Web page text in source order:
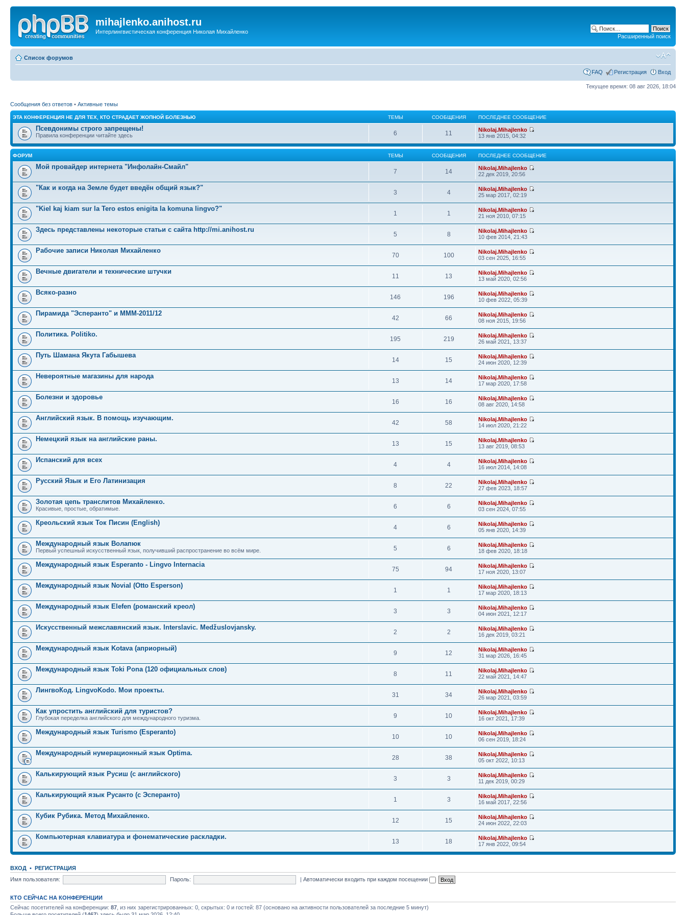
mihajlenko.anihost.ru
Интерлингвистическая конференция Николая Михайленко
Расширенный поиск
Список форумов
FAQ Регистрация Вход
Текущее время: 08 авг 2026, 18:04
Сообщения без ответов • Активные темы
ЭТА КОНФЕРЕНЦИЯ НЕ ДЛЯ ТЕХ, КТО СТРАДАЕТ ЖОПНОЙ БОЛЕЗНЬЮ ТЕМЫ СООБЩЕНИЯ ПОСЛЕДНЕЕ СООБЩЕНИЕ
Псевдонимы строго запрещены!
Правила конференции читайте здесь 6 11
Nikolaj.Mihajlenko
13 янв 2015, 04:32
ФОРУМ ТЕМЫ СООБЩЕНИЯ ПОСЛЕДНЕЕ СООБЩЕНИЕ
Мой провайдер интернета "Инфолайн-Смайл"
7 14
Nikolaj.Mihajlenko
22 дек 2019, 20:56
"Как и когда на Земле будет введён общий язык?"
3 4
Nikolaj.Mihajlenko
25 мар 2017, 02:19
"Kiel kaj kiam sur la Tero estos enigita la komuna lingvo?"
1 1
Nikolaj.Mihajlenko
21 ноя 2010, 07:15
Здесь представлены некоторые статьи с сайта http://mi.anihost.ru
5 8
Nikolaj.Mihajlenko
10 фев 2014, 21:43
Рабочие записи Николая Михайленко
70 100
Nikolaj.Mihajlenko
03 сен 2025, 16:55
Вечные двигатели и технические штучки
11 13
Nikolaj.Mihajlenko
13 май 2020, 02:56
Всяко-разно
146 196
Nikolaj.Mihajlenko
10 фев 2022, 05:39
Пирамида "Эсперанто" и MMM-2011/12
42 66
Nikolaj.Mihajlenko
08 ноя 2015, 19:56
Политика. Politiko.
195 219
Nikolaj.Mihajlenko
26 май 2021, 13:37
Путь Шамана Якута Габышева
14 15
Nikolaj.Mihajlenko
24 июн 2020, 12:39
Невероятные магазины для народа
13 14
Nikolaj.Mihajlenko
17 мар 2020, 17:58
Болезни и здоровье
16 16
Nikolaj.Mihajlenko
08 авг 2020, 14:58
Английский язык. В помощь изучающим.
42 58
Nikolaj.Mihajlenko
14 июл 2020, 21:22
Немецкий язык на английские раны.
13 15
Nikolaj.Mihajlenko
13 авг 2019, 08:53
Испанский для всех
4 4
Nikolaj.Mihajlenko
16 июл 2014, 14:08
Русский Язык и Его Латинизация
8 22
Nikolaj.Mihajlenko
27 фев 2023, 18:57
Золотая цепь транслитов Михайленко.
Красивые, простые, обратимые. 6 6
Nikolaj.Mihajlenko
03 сен 2024, 07:55
Креольский язык Ток Писин (English)
4 6
Nikolaj.Mihajlenko
05 янв 2020, 14:39
Международный язык Волапюк
Первый успешный искусственный язык, получивший распространение во всём мире. 5 6
Nikolaj.Mihajlenko
18 фев 2020, 18:18
Международный язык Esperanto - Lingvo Internacia
75 94
Nikolaj.Mihajlenko
17 ноя 2020, 13:07
Международный язык Novial (Otto Esperson)
1 1
Nikolaj.Mihajlenko
17 мар 2020, 18:13
Международный язык Elefen (романский креол)
3 3
Nikolaj.Mihajlenko
04 июн 2021, 12:17
Искусственный межславянский язык. Interslavic. Medžuslovjansky.
2 2
Nikolaj.Mihajlenko
16 дек 2019, 03:21
Международный язык Kotava (априорный)
9 12
Nikolaj.Mihajlenko
31 мар 2026, 16:45
Международный язык Toki Pona (120 официальных слов)
8 11
Nikolaj.Mihajlenko
22 май 2021, 14:47
ЛингвоКод. LingvoKodo. Мои проекты.
31 34
Nikolaj.Mihajlenko
26 мар 2021, 03:59
Как упростить английский для туристов?
Глубокая переделка английского для международного туризма. 9 10
Nikolaj.Mihajlenko
16 окт 2021, 17:39
Международный язык Turismo (Esperanto)
10 10
Nikolaj.Mihajlenko
06 сен 2019, 18:24
Международный нумерационный язык Optima.
28 38
Nikolaj.Mihajlenko
05 окт 2022, 10:13
Калькирующий язык Русиш (с английского)
3 3
Nikolaj.Mihajlenko
11 дек 2019, 00:29
Калькирующий язык Русанто (с Эсперанто)
1 3
Nikolaj.Mihajlenko
16 май 2017, 22:56
Кубик Рубика. Метод Михайленко.
12 15
Nikolaj.Mihajlenko
24 июн 2022, 22:03
Компьютерная клавиатура и фонематические раскладки.
13 18
Nikolaj.Mihajlenko
17 янв 2022, 09:54
ВХОД • РЕГИСТРАЦИЯ
Имя пользователя:
Пароль: |Автоматически входить при каждом посещении
КТО СЕЙЧАС НА КОНФЕРЕНЦИИ
Сейчас посетителей на конференции: 87 , из них зарегистрированных: 0, скрытых: 0 и гостей: 87 (основано на активности пользователей за последние 5 минут)